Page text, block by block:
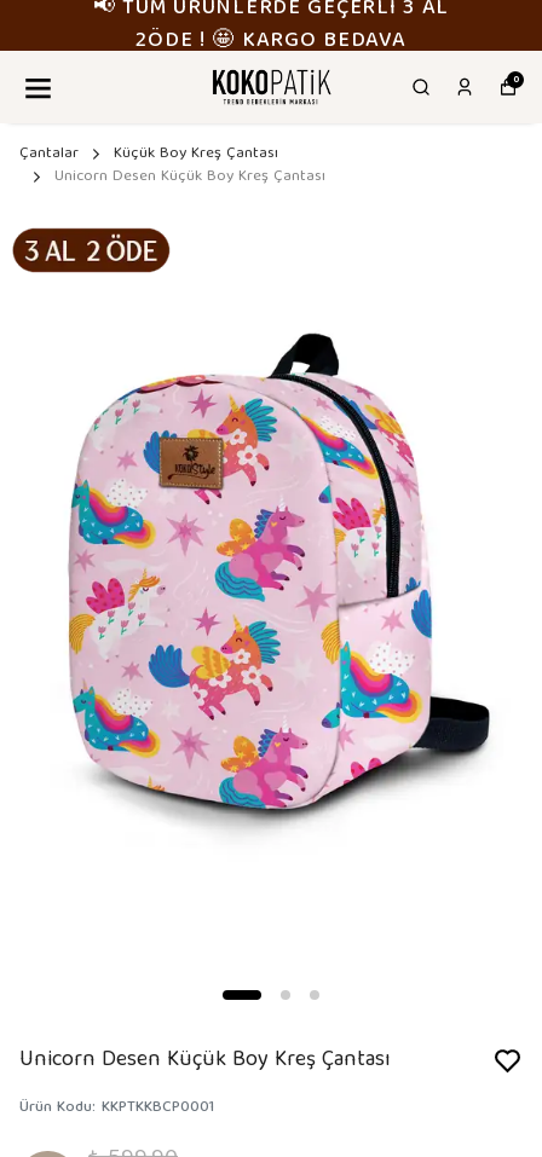
📢 TÜM ÜRÜNLERDE GEÇERLİ 3 AL
2ÖDE ! 🤩 KARGO BEDAVA
0
Çantalar
Küçük Boy Kreş Çantası
Unicorn Desen Küçük Boy Kreş Çantası
Unicorn Desen Küçük Boy Kreş Çantası
Ürün Kodu: KKPTKKBCP0001